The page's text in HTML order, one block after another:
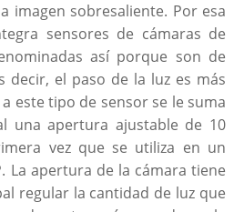
imagen sobresaliente. Por esa
sensores de cámaras de
así porque son de
decir, el paso de la luz es más
este tipo de sensor se le suma
una apertura ajustable de 10
vez que se utiliza en un
La apertura de la cámara tiene
regular la cantidad de luz que